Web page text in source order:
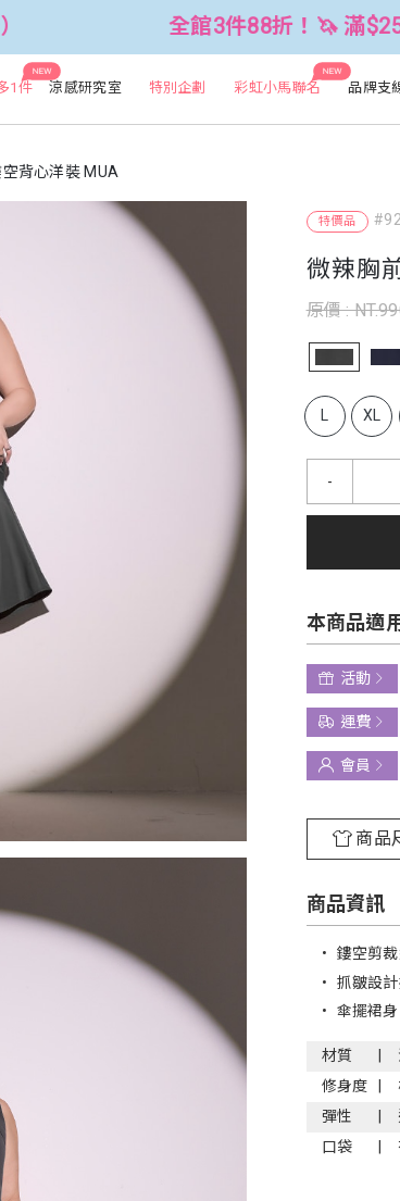
全館3件88折！🦄 滿$2500折$300 (
NEW
1件 涼感研究室 特別企劃
NEW
彩虹小馬聯名 品牌支
特價品
微辣胸
原價 :
L XL
-
本商品適
活動
運費
會員
商品
商品資訊
• 鏤空剪
• 抓皺設
• 傘擺裙
材質
修身度
彈性
口袋
背心洋裝 MUA